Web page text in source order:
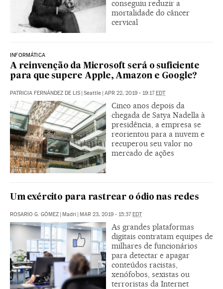
conseguiu reduzir a
mortalidade do câncer
cervical
INFORMÁTICA
A reinvenção da Microsoft será o suficiente
para que supere Apple, Amazon e Google?
PATRICIA FERNÁNDEZ DE LIS | Seattle | APR 22, 2019 - 19:17EDT
Cinco anos depois da
chegada de Satya Nadella à
presidência, a empresa se
reorientou para a nuvem e
recuperou seu valor no
mercado de ações
Um exército para rastrear o ódio nas redes
ROSARIO G. GÓMEZ | Madri | MAR 23, 2019 - 15:37EDT
As grandes plataformas
digitais contratam equipes de
milhares de funcionários
para detectar e apagar
conteúdos racistas,
xenófobos, sexistas ou
terroristas da Internet